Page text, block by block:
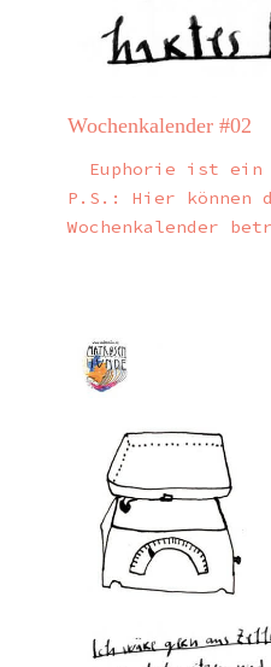
Wochenkalender #02
Euphorie ist ein
P.S.: Hier können
Wochenkalender